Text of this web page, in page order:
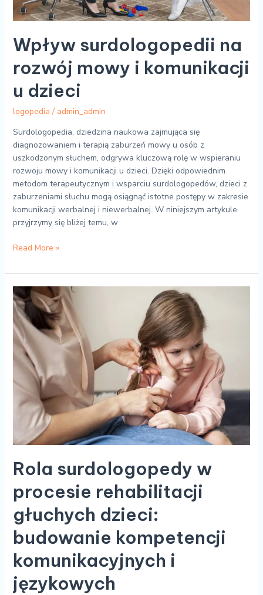
Wpływ surdologopedii na
rozwój mowy i komunikacji
u dzieci
logopedia / admin_admin
Surdologopedia, dziedzina naukowa zajmująca się
diagnozowaniem i terapią zaburzeń mowy u osób z
uszkodzonym słuchem, odgrywa kluczową rolę w wspieraniu
rozwoju mowy i komunikacji u dzieci. Dzięki odpowiednim
metodom terapeutycznym i wsparciu surdologopedów, dzieci z
zaburzeniami słuchu mogą osiągnąć istotne postępy w zakresie
komunikacji werbalnej i niewerbalnej. W niniejszym artykule
przyjrzymy się bliżej temu, w
Read More »
Rola surdologopedy w
procesie rehabilitacji
głuchych dzieci:
budowanie kompetencji
komunikacyjnych i
językowych
Rola
surdologopedy
w
procesie
rehabilitacji
głuchych
dzieci:
budowanie
kompetencji
komunikacyjnych
językowych